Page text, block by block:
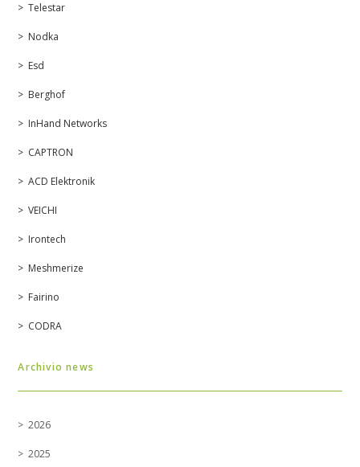
Telestar
Nodka
Esd
Berghof
InHand Networks
CAPTRON
ACD Elektronik
VEICHI
Irontech
Meshmerize
Fairino
CODRA
Archivio news
2026
2025